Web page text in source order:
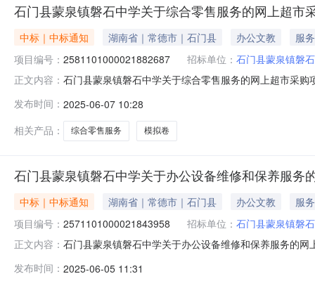
石门县蒙泉镇磐石中学关于综合零售服务的网上超市
中标｜中标通知 湖南省｜常德市｜石门县 办公文教
服务
项目编号： 2581101000021882687 招标单位： 石门县蒙泉镇磐
正文内容： 石门县蒙泉镇磐石中学关于综合零售服务的网上超市采
划名称:湖南省常德市石门县报价起止时间:-二、采购单
发布时间： 2025-06-07 10:28
相关产品：
综合零售服务 模拟卷
石门县蒙泉镇磐石中学关于办公设备维修和保养服务
中标｜中标通知 湖南省｜常德市｜石门县 办公文教
服务
项目编号： 2571101000021843958 招标单位： 石门县蒙泉镇磐
正文内容： 石门县蒙泉镇磐石中学关于办公设备维修和保养服务的
码:430726项目所在行政区划名称:湖南省常德市石门县
发布时间： 2025-06-05 11:31